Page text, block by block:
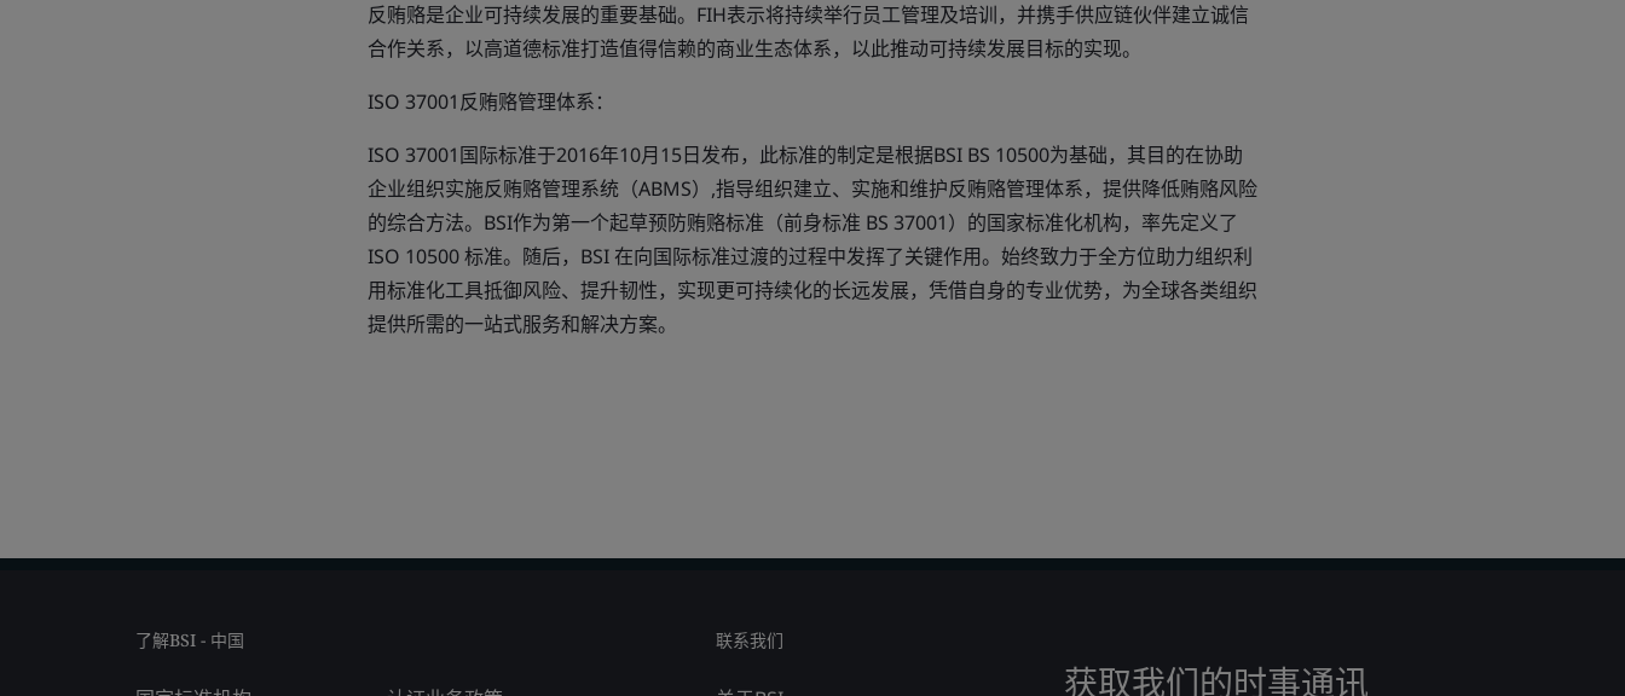
反贿赂是企业可持续发展的重要基础。FIH表示将持续举行员工管理及培训，并携手供应链伙伴建立诚信
合作关系，以高道德标准打造值得信赖的商业生态体系，以此推动可持续发展目标的实现。
ISO 37001反贿赂管理体系：
ISO 37001国际标准于2016年10月15日发布，此标准的制定是根据BSI BS 10500为基础，其目的在协助
企业组织实施反贿赂管理系统（ABMS）,指导组织建立、实施和维护反贿赂管理体系，提供降低贿赂风险
的综合方法。BSI作为第一个起草预防贿赂标准（前身标准 BS 37001）的国家标准化机构，率先定义了
ISO 10500 标准。随后，BSI 在向国际标准过渡的过程中发挥了关键作用。始终致力于全方位助力组织利
用标准化工具抵御风险、提升韧性，实现更可持续化的长远发展，凭借自身的专业优势，为全球各类组织
提供所需的一站式服务和解决方案。
了解BSI - 中国 联系我们
获取我们的时事通讯